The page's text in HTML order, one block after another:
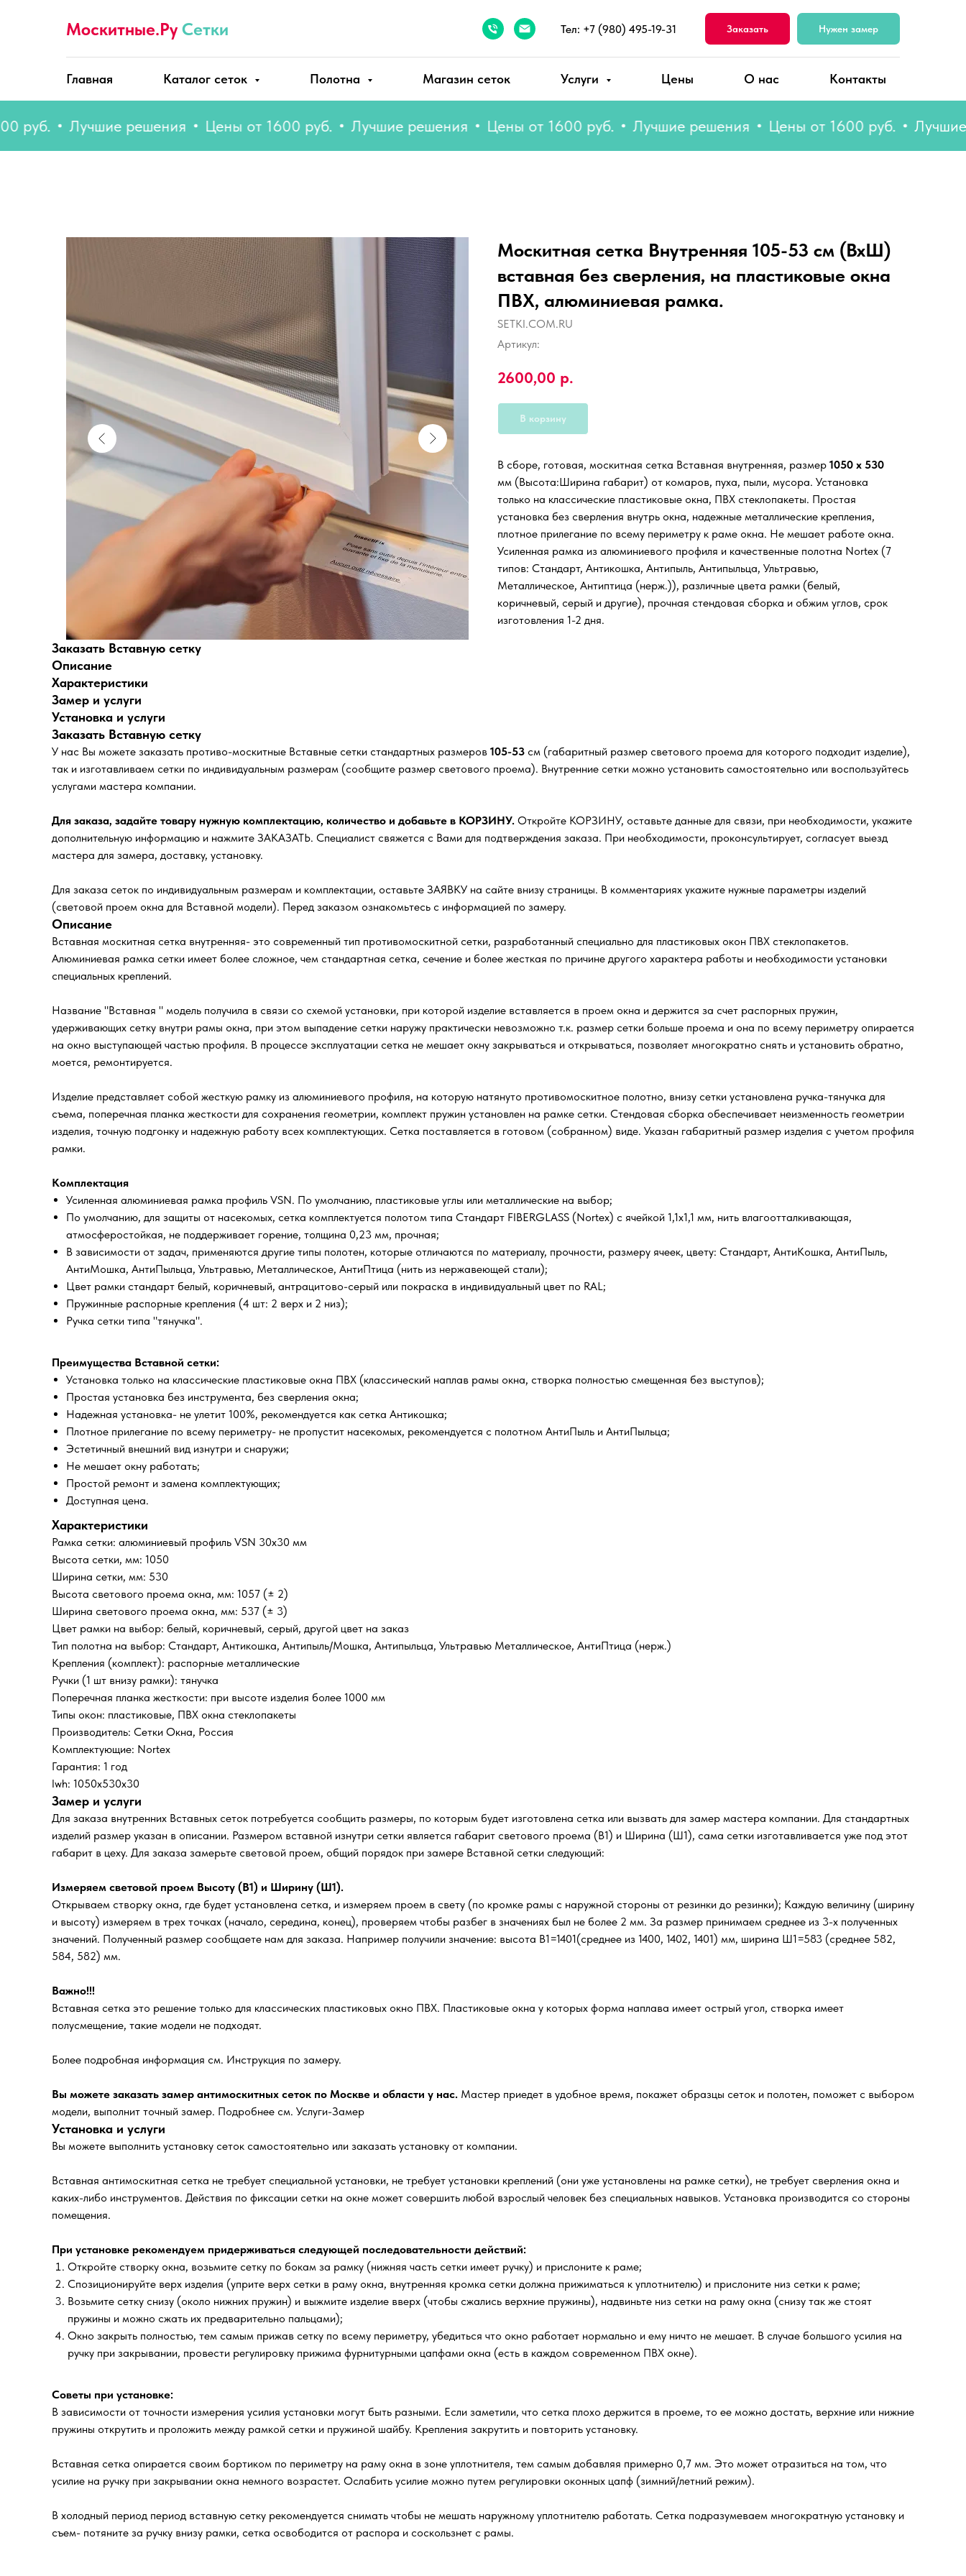
Москитные.Ру Сетки Тел: +7 (980) 495-19-31 Заказать Нужен замер
Главная Каталог сеток Полотна Магазин сеток Услуги Цены О нас Контакты
Лучшие решения Цены от 1600 руб. Лучшие решения Цены от 1600 руб. Лучшие решения Цены от 1600 руб. Лучшие
Москитная сетка Внутренняя 105-53 см (ВхШ)
вставная без сверления, на пластиковые окна
ПВХ, алюминиевая рамка.
SETKI.COM.RU
Артикул:
2600,00 р.
В корзину
В сборе, готовая, москитная сетка Вставная внутренняя, размер 1050 х 530
мм (Высота:Ширина габарит) от комаров, пуха, пыли, мусора. Установка
только на классические пластиковые окна, ПВХ стеклопакеты. Простая
установка без сверления внутрь окна, надежные металлические крепления,
плотное прилегание по всему периметру к раме окна. Не мешает работе окна.
Усиленная рамка из алюминиевого профиля и качественные полотна Nortex (7
типов: Стандарт, Антикошка, Антипыль, Антипыльца, Ультравью,
Металлическое, Антиптица (нерж.)), различные цвета рамки (белый,
коричневый, серый и другие), прочная стендовая сборка и обжим углов, срок
изготовления 1-2 дня.
Заказать Вставную сетку
Описание
Характеристики
Замер и услуги
Установка и услуги
Заказать Вставную сетку
У нас Вы можете заказать противо-москитные Вставные сетки стандартных размеров 105-53 см (габаритный размер светового проема для которого подходит изделие),
так и изготавливаем сетки по индивидуальным размерам (сообщите размер светового проема). Внутренние сетки можно установить самостоятельно или воспользуйтесь
услугами мастера компании.
Для заказа, задайте товару нужную комплектацию, количество и добавьте в КОРЗИНУ. Откройте КОРЗИНУ, оставьте данные для связи, при необходимости, укажите
дополнительную информацию и нажмите ЗАКАЗАТЬ. Специалист свяжется с Вами для подтверждения заказа. При необходимости, проконсультирует, согласует выезд
мастера для замера, доставку, установку.
Для заказа сеток по индивидуальным размерам и комплектации, оставьте ЗАЯВКУ на сайте внизу страницы. В комментариях укажите нужные параметры изделий
(световой проем окна для Вставной модели). Перед заказом ознакомьтесь с информацией по замеру.
Описание
Вставная москитная сетка внутренняя- это современный тип противомоскитной сетки, разработанный специально для пластиковых окон ПВХ стеклопакетов.
Алюминиевая рамка сетки имеет более сложное, чем стандартная сетка, сечение и более жесткая по причине другого характера работы и необходимости установки
специальных креплений.
Название "Вставная " модель получила в связи со схемой установки, при которой изделие вставляется в проем окна и держится за счет распорных пружин,
удерживающих сетку внутри рамы окна, при этом выпадение сетки наружу практически невозможно т.к. размер сетки больше проема и она по всему периметру опирается
на окно выступающей частью профиля. В процессе эксплуатации сетка не мешает окну закрываться и открываться, позволяет многократно снять и установить обратно,
моется, ремонтируется.
Изделие представляет собой жесткую рамку из алюминиевого профиля, на которую натянуто противомоскитное полотно, внизу сетки установлена ручка-тянучка для
съема, поперечная планка жесткости для сохранения геометрии, комплект пружин установлен на рамке сетки. Стендовая сборка обеспечивает неизменность геометрии
изделия, точную подгонку и надежную работу всех комплектующих. Сетка поставляется в готовом (собранном) виде. Указан габаритный размер изделия с учетом профиля
рамки.
Комплектация
Усиленная алюминиевая рамка профиль VSN. По умолчанию, пластиковые углы или металлические на выбор;
По умолчанию, для защиты от насекомых, сетка комплектуется полотом типа Стандарт FIBERGLASS (Nortex) с ячейкой 1,1х1,1 мм, нить влагоотталкивающая,
атмосферостойкая, не поддерживает горение, толщина 0,23 мм, прочная;
В зависимости от задач, применяются другие типы полотен, которые отличаются по материалу, прочности, размеру ячеек, цвету: Стандарт, АнтиКошка, АнтиПыль,
АнтиМошка, АнтиПыльца, Ультравью, Металлическое, АнтиПтица (нить из нержавеющей стали);
Цвет рамки стандарт белый, коричневый, антрацитово-серый или покраска в индивидуальный цвет по RAL;
Пружинные распорные крепления (4 шт: 2 верх и 2 низ);
Ручка сетки типа "тянучка".
Преимущества Вставной сетки:
Установка только на классические пластиковые окна ПВХ (классический наплав рамы окна, створка полностью смещенная без выступов);
Простая установка без инструмента, без сверления окна;
Надежная установка- не улетит 100%, рекомендуется как сетка Антикошка;
Плотное прилегание по всему периметру- не пропустит насекомых, рекомендуется с полотном АнтиПыль и АнтиПыльца;
Эстетичный внешний вид изнутри и снаружи;
Не мешает окну работать;
Простой ремонт и замена комплектующих;
Доступная цена.
Характеристики
Рамка сетки: алюминиевый профиль VSN 30х30 мм
Высота сетки, мм: 1050
Ширина сетки, мм: 530
Высота светового проема окна, мм: 1057 (± 2)
Ширина светового проема окна, мм: 537 (± 3)
Цвет рамки на выбор: белый, коричневый, серый, другой цвет на заказ
Тип полотна на выбор: Стандарт, Антикошка, Антипыль/Мошка, Антипыльца, Ультравью Металлическое, АнтиПтица (нерж.)
Крепления (комплект): распорные металлические
Ручки (1 шт внизу рамки): тянучка
Поперечная планка жесткости: при высоте изделия более 1000 мм
Типы окон: пластиковые, ПВХ окна стеклопакеты
Производитель: Сетки Окна, Россия
Комплектующие: Nortex
Гарантия: 1 год
lwh: 1050x530x30
Замер и услуги
Для заказа внутренних Вставных сеток потребуется сообщить размеры, по которым будет изготовлена сетка или вызвать для замер мастера компании. Для стандартных
изделий размер указан в описании. Размером вставной изнутри сетки является габарит светового проема (В1) и Ширина (Ш1), сама сетки изготавливается уже под этот
габарит в цеху. Для заказа замерьте световой проем, общий порядок при замере Вставной сетки следующий:
Измеряем световой проем Высоту (В1) и Ширину (Ш1).
Открываем створку окна, где будет установлена сетка, и измеряем проем в свету (по кромке рамы с наружной стороны от резинки до резинки); Каждую величину (ширину
и высоту) измеряем в трех точках (начало, середина, конец), проверяем чтобы разбег в значениях был не более 2 мм. За размер принимаем среднее из 3-х полученных
значений. Полученный размер сообщаете нам для заказа. Например получили значение: высота В1=1401(среднее из 1400, 1402, 1401) мм, ширина Ш1=583 (среднее 582,
584, 582) мм.
Важно!!!
Вставная сетка это решение только для классических пластиковых окно ПВХ. Пластиковые окна у которых форма наплава имеет острый угол, створка имеет
полусмещение, такие модели не подходят.
Более подробная информация см. Инструкция по замеру.
Вы можете заказать замер антимоскитных сеток по Москве и области у нас. Мастер приедет в удобное время, покажет образцы сеток и полотен, поможет с выбором
модели, выполнит точный замер. Подробнее см. Услуги-Замер
Установка и услуги
Вы можете выполнить установку сеток самостоятельно или заказать установку от компании.
Вставная антимоскитная сетка не требует специальной установки, не требует установки креплений (они уже установлены на рамке сетки), не требует сверления окна и
каких-либо инструментов. Действия по фиксации сетки на окне может совершить любой взрослый человек без специальных навыков. Установка производится со стороны
помещения.
При установке рекомендуем придерживаться следующей последовательности действий:
Откройте створку окна, возьмите сетку по бокам за рамку (нижняя часть сетки имеет ручку) и прислоните к раме;
Спозиционируйте верх изделия (уприте верх сетки в раму окна, внутренняя кромка сетки должна прижиматься к уплотнителю) и прислоните низ сетки к раме;
Возьмите сетку снизу (около нижних пружин) и выжмите изделие вверх (чтобы сжались верхние пружины), надвиньте низ сетки на раму окна (снизу так же стоят
пружины и можно сжать их предварительно пальцами);
Окно закрыть полностью, тем самым прижав сетку по всему периметру, убедиться что окно работает нормально и ему ничто не мешает. В случае большого усилия на
ручку при закрывании, провести регулировку прижима фурнитурными цапфами окна (есть в каждом современном ПВХ окне).
Советы при установке:
В зависимости от точности измерения усилия установки могут быть разными. Если заметили, что сетка плохо держится в проеме, то ее можно достать, верхние или нижние
пружины открутить и проложить между рамкой сетки и пружиной шайбу. Крепления закрутить и повторить установку.
Вставная сетка опирается своим бортиком по периметру на раму окна в зоне уплотнителя, тем самым добавляя примерно 0,7 мм. Это может отразиться на том, что
усилие на ручку при закрывании окна немного возрастет. Ослабить усилие можно путем регулировки оконных цапф (зимний/летний режим).
В холодный период период вставную сетку рекомендуется снимать чтобы не мешать наружному уплотнителю работать. Сетка подразумеваем многократную установку и
съем- потяните за ручку внизу рамки, сетка освободится от распора и соскользнет с рамы.